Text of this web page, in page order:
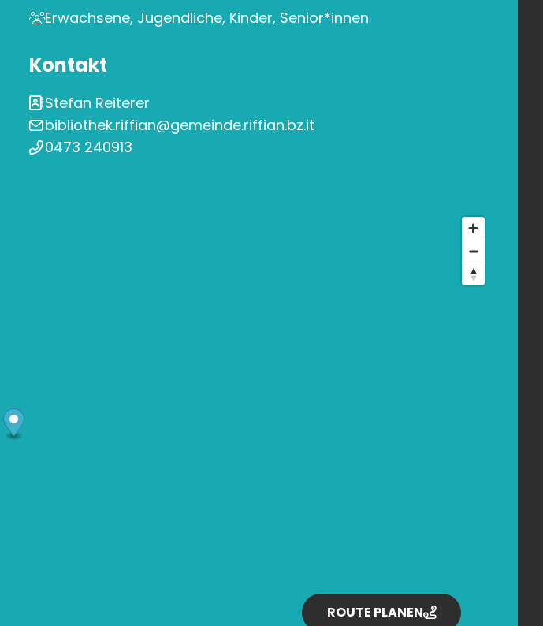
Erwachsene, Jugendliche, Kinder, Senior*innen
Kontakt
Stefan Reiterer
bibliothek.riffian@gemeinde.riffian.bz.it
0473 240913
ROUTE PLANEN